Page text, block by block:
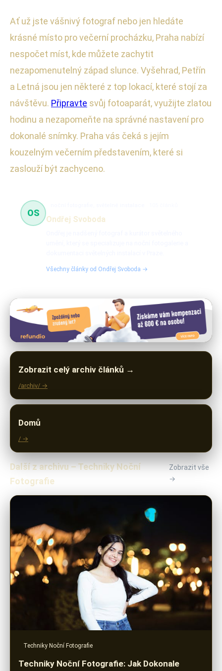
Ať už jste vášnivý fotograf nebo jen hledáte
krásné místo pro večerní procházku, Praha nabízí
nespočet míst, kde můžete zachytit
nezapomenutelný západ slunce. Vyšehrad, Petřín
a Letná jsou jen některé z top lokací, které stojí za
návštěvu. Připravte svůj fotoaparát, využijte zlatou
hodinu a nezapomeňte na správné nastavení pro
dokonalé snímky. Praha vás čeká s jejím
kouzelným večerním představením, které si
zaslouží být zachyceno.
OS
Ondřej Svoboda
Všechny články od Ondřej Svoboda →
Zobrazit celý archiv článků →
/archiv/ →
Domů
/ →
Další z archivu – Techniky Noční
Fotografie
Zobrazit vše
→
Techniky Noční Fotografie
Techniky Noční Fotografie: Jak Dokonale